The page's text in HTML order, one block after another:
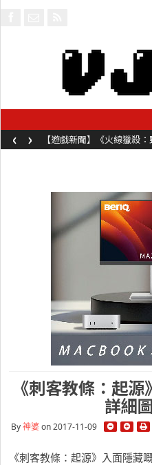
【遊戲介紹】《Valor
魔法殺敵
‹ ›
《刺客教條：起
詳細
By神婆on 2017-11-09
《刺客教條：起源》入面隱藏